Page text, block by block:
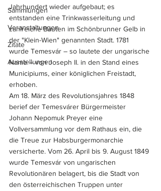
Sammlungen
Veranstaltungen
Zitate
Ausstellungen
Jahrhundert wieder aufgebaut; es
entstanden eine Trinkwasserleitung und
zahlreiche Bauten im Schönbrunner Gelb in
der "Klein-Wien" genannten Stadt. 1781
wurde Temesvár – so lautete der ungarische
Name – von Joseph II. in den Stand eines
Municipiums, einer königlichen Freistadt,
erhoben.
Am 18. März des Revolutionsjahres 1848
berief der Temesvárer Bürgermeister
Johann Nepomuk Preyer eine
Vollversammlung vor dem Rathaus ein, die
die Treue zur Habsburgermonarchie
versicherte. Vom 26. April bis 9. August 1849
wurde Temesvár von ungarischen
Revolutionären belagert, bis die Stadt von
den österreichischen Truppen unter